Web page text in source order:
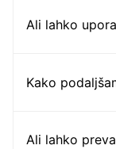
Ali lahko
Kako
Ali lahko